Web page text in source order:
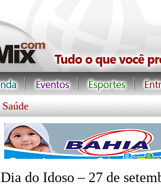
Saúde
Dia do Idoso – 27 de